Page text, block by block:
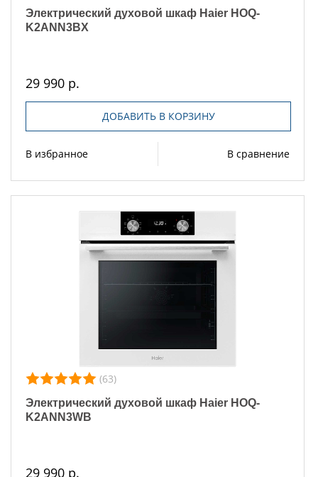
Электрический духовой шкаф Haier HOQ-
K2ANN3BX
29 990 р.
ДОБАВИТЬ В КОРЗИНУ
В избранное В сравнение
(63)
Электрический духовой шкаф Haier HOQ-
K2ANN3WB
29 990 р.